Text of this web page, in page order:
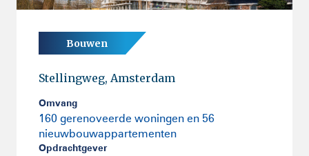
Bouwen
Stellingweg, Amsterdam
Omvang
160 gerenoveerde woningen en 56
nieuwbouwappartementen
Opdrachtgever